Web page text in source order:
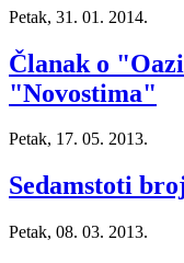
Petak, 31. 01. 2014.
Članak o
"Novostima"
Petak, 17. 05. 2013.
Sedamstoti
Petak, 08. 03. 2013.